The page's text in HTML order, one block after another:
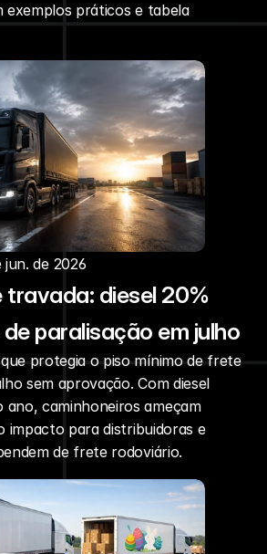
exemplos práticos e tabela
jun. de 2026
travada: diesel 20%
paralisação em julho
protegia o piso mínimo de frete
sem aprovação. Com diesel
ano, caminhoneiros ameçam
impacto para distribuidoras e
de frete rodoviário.